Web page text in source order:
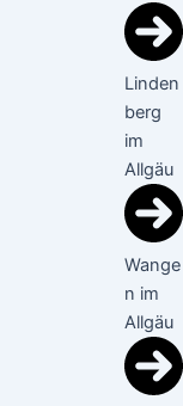
Linden
berg
im
Allgäu
Wange
n im
Allgäu